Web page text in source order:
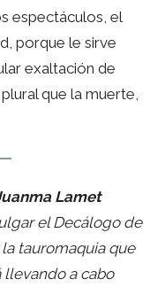
espectáculos, el
porque le sirve
exaltación de
que la muerte,
Lamet
el Decálogo de
tauromaquia que
a cabo